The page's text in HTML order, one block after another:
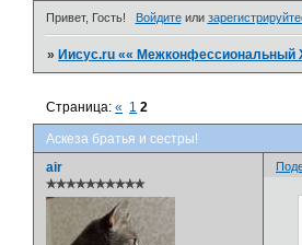
Привет, Гость! Войдитеили
»Иисус.ru «« Межконфессиональный
Аскеза братья и сестры!
Страница:« 1 2
air
✯✯✯✯✯✯✯✯✯✯